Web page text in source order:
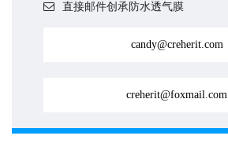
直接邮件创承防水透气膜
candy@creherit.com
creherit@foxmail.com